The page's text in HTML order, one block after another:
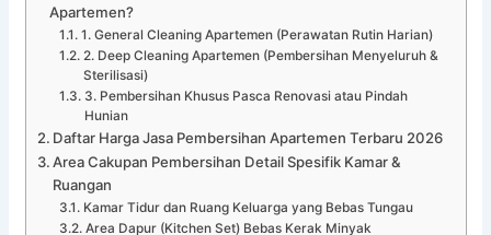
Apartemen?
1. General Cleaning Apartemen (Perawatan Rutin Harian)
2. Deep Cleaning Apartemen (Pembersihan Menyeluruh &
Sterilisasi)
3. Pembersihan Khusus Pasca Renovasi atau Pindah
Hunian
Daftar Harga Jasa Pembersihan Apartemen Terbaru 2026
Area Cakupan Pembersihan Detail Spesifik Kamar &
Ruangan
Kamar Tidur dan Ruang Keluarga yang Bebas Tungau
Area Dapur (Kitchen Set) Bebas Kerak Minyak